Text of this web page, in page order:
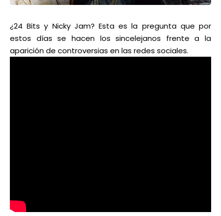
¿24 Bits y Nicky Jam? Esta es la pregunta que por
estos días se hacen los sincelejanos frente a la
aparición de controversias en las redes sociales.